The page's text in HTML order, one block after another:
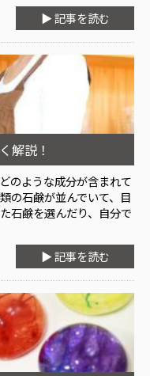
▶ 記事を読む
解説！
のような成分が含まれて
の石鹸が並んでいて、目
石鹸を選んだり、自分で
▶ 記事を読む